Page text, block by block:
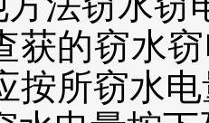
获的窃水
按所窃水